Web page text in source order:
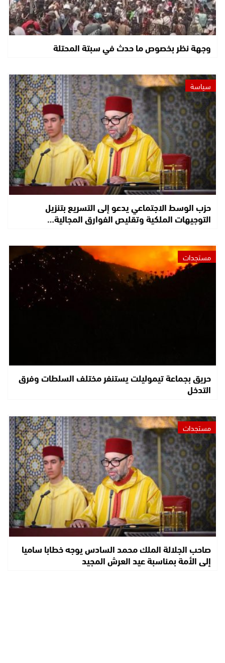
وجهة نظر بخصوص ما حدث في سبتة المحتلة
سياسة
حزب الوسط الاجتماعي يدعو إلى التسريع بتنزيل
التوجيهات الملكية وتقليص الفوارق المجالية…
مستجدات
حريق بجماعة تيموليلت يستنفر مختلف السلطات وفرق
التدخل
مستجدات
صاحب الجلالة الملك محمد السادس يوجه خطابا ساميا
إلى الأمة بمناسبة عيد العرش المجيد